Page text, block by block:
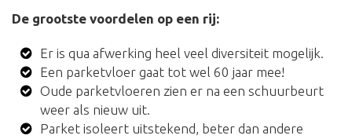
De grootste voordelen op een rij:
Er is qua afwerking heel veel diversiteit mogelijk.
Een parketvloer gaat tot wel 60 jaar mee!
Oude parketvloeren zien er na een schuurbeurt
weer als nieuw uit.
Parket isoleert uitstekend, beter dan andere